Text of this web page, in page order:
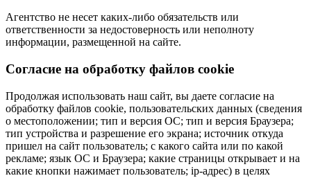
Агентство не несет каких-либо обязательств или
ответственности за недостоверность или неполноту
информации, размещенной на сайте.
Cогласие на обработку файлов cookie
Продолжая использовать наш сайт, вы даете согласие на
обработку файлов cookie, пользовательских данных (сведения
о местоположении; тип и версия ОС; тип и версия Браузера;
тип устройства и разрешение его экрана; источник откуда
пришел на сайт пользователь; с какого сайта или по какой
рекламе; язык ОС и Браузера; какие страницы открывает и на
какие кнопки нажимает пользователь; ip-адрес) в целях